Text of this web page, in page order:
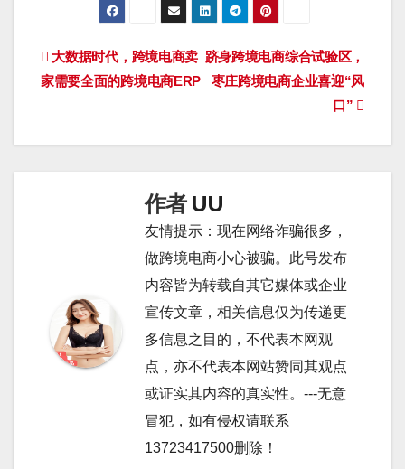
文
章
导
跻身跨境电商综合试验区，
枣庄跨境电商企业喜迎“风
口”
大数据时代，跨境电商卖
家需要全面的跨境电商ERP
作者 UU
友情提示：现在网络诈骗很多，
做跨境电商小心被骗。此号发布
内容皆为转载自其它媒体或企业
宣传文章，相关信息仅为传递更
多信息之目的，不代表本网观
点，亦不代表本网站赞同其观点
或证实其内容的真实性。---无意
冒犯，如有侵权请联系
13723417500删除！